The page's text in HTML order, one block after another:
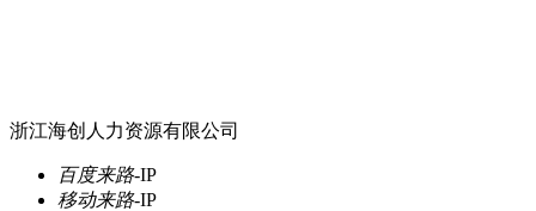
浙江海创人力资源有限公司
百度来路-IP
移动来路-IP